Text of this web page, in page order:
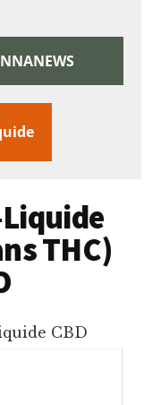
THC)
CBD